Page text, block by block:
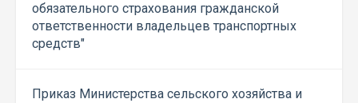
обязательного страхования гражданской
ответственности владельцев транспортных
средств"
Приказ Министерства сельского хозяйства и